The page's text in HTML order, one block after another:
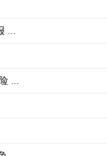
...
...